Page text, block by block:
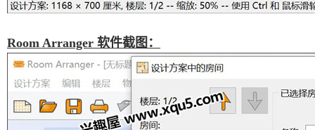
Room Arranger 软件截图：